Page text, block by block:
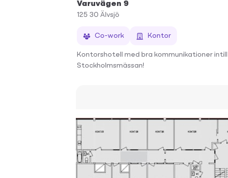
Varuvägen 9
125 30 Älvsjö
Co-work Kontor
Kontorshotell med bra kommunikationer intill
Stockholmsmässan!